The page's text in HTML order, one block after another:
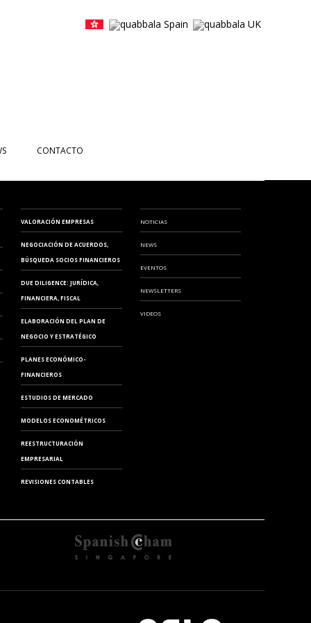
MODELO 720
CONTACTO
VALORACIÓN EMPRESAS
NEGOCIACIÓN DE ACUERDOS,
BÚSQUEDA SOCIOS FINANCIEROS
DUE DILIGENCE: JURÍDICA,
FINANCIERA, FISCAL
ELABORACIÓN DEL PLAN DE
NEGOCIO Y ESTRATÉGICO
PLANES ECONÓMICO-
FINANCIEROS
ESTUDIOS DE MERCADO
MODELOS ECONOMÉTRICOS
REESTRUCTURACIÓN
EMPRESARIAL
REVISIONES CONTABLES
NOTICIAS
NEWS
EVENTOS
NEWSLETTERS
VIDEOS